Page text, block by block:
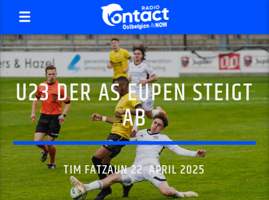
U23 DER AS EUPEN STEIGT
AB
TIM FATZAUN 22. APRIL 2025